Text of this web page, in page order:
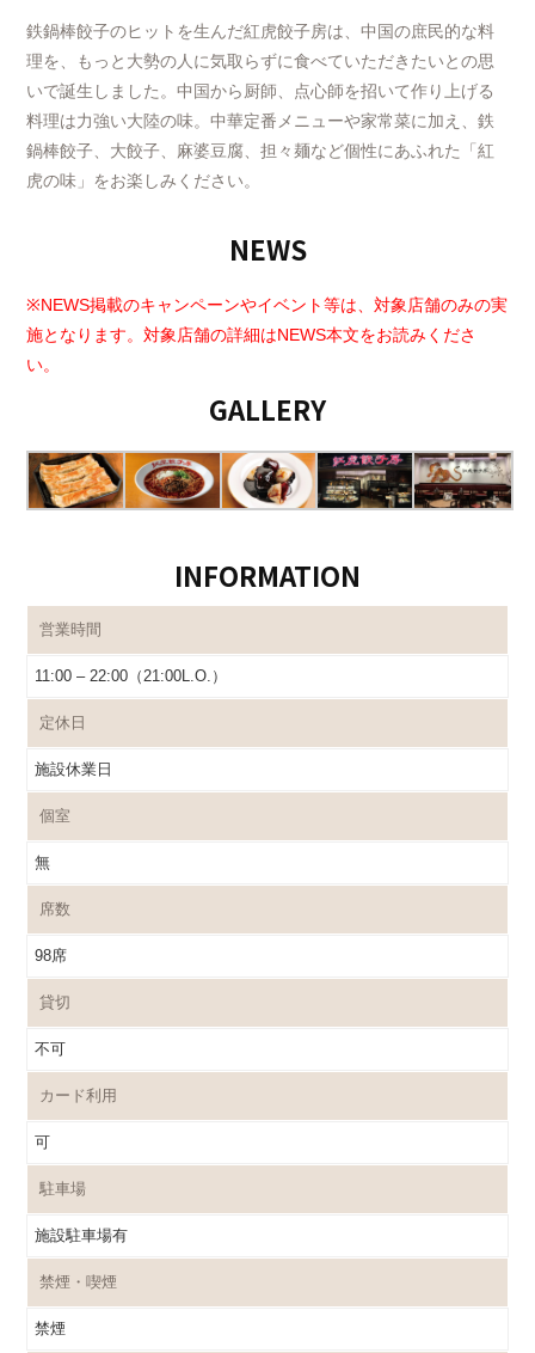
鉄鍋棒餃子のヒットを生んだ紅虎餃子房は、中国の庶民的な料
理を、もっと大勢の人に気取らずに食べていただきたいとの思
いで誕生しました。中国から厨師、点心師を招いて作り上げる
料理は力強い大陸の味。中華定番メニューや家常菜に加え、鉄
鍋棒餃子、大餃子、麻婆豆腐、担々麺など個性にあふれた「紅
虎の味」をお楽しみください。
NEWS
※NEWS掲載のキャンペーンやイベント等は、対象店舗のみの実
施となります。対象店舗の詳細はNEWS本文をお読みくださ
い。
GALLERY
INFORMATION
営業時間
11:00 – 22:00（21:00L.O.）
定休日
施設休業日
個室
無
席数
98席
貸切
不可
カード利用
可
駐車場
施設駐車場有
禁煙・喫煙
禁煙